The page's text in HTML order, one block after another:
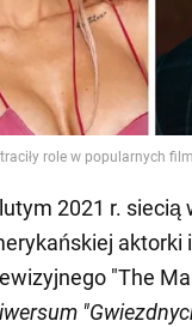
role w popularnych
2021 r. siecią
aktorki
"The